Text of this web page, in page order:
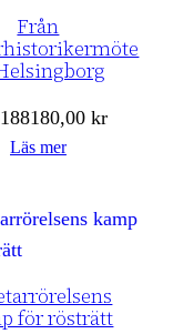
Från
180,00kr
Läs mer
för rösträtt